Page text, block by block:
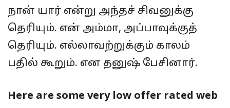
நான் யார் என்று அந்தச் சிவனுக்கு
தெரியும். என் அம்மா, அப்பாவுக்குத்
தெரியும். எல்லாவற்றுக்கும் காலம்
பதில் கூறும். என தனுஷ் பேசினார்.
Here are some very low offer rated web